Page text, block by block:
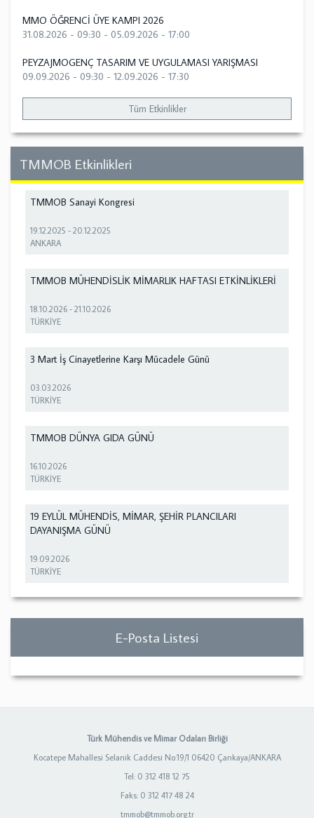
MMO ÖĞRENCİ ÜYE KAMPI 2026
31.08.2026 - 09:30 - 05.09.2026 - 17:00
PEYZAJMOGENÇ TASARIM VE UYGULAMASI YARIŞMASI
09.09.2026 - 09:30 - 12.09.2026 - 17:30
Tüm Etkinlikler
TMMOB Etkinlikleri
TMMOB Sanayi Kongresi
19.12.2025 -20.12.2025
ANKARA
TMMOB MÜHENDİSLİK MİMARLIK HAFTASI ETKİNLİKLERİ
18.10.2026 -21.10.2026
TÜRKİYE
3 Mart İş Cinayetlerine Karşı Mücadele Günü
03.03.2026
TÜRKİYE
TMMOB DÜNYA GIDA GÜNÜ
16.10.2026
TÜRKİYE
19 EYLÜL MÜHENDİS, MİMAR, ŞEHİR PLANCILARI
DAYANIŞMA GÜNÜ
19.09.2026
TÜRKİYE
E-Posta Listesi
Türk Mühendis ve Mimar Odaları Birliği
Kocatepe Mahallesi Selanik Caddesi No:19/1 06420 Çankaya/ANKARA
Tel: 0 312 418 12 75
Faks: 0 312 417 48 24
tmmob@tmmob.org.tr